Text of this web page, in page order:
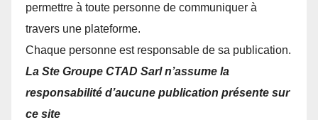
permettre à toute personne de communiquer à
travers une plateforme.
Chaque personne est responsable de sa publication.
La Ste Groupe CTAD Sarl n’assume la
responsabilité d’aucune publication présente sur
ce site